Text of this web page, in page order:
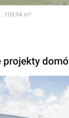
użytkowa
109,94 m²
projekty